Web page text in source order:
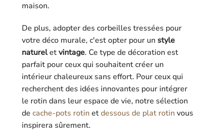
maison.
De plus, adopter des corbeilles tressées pour
votre déco murale, c'est opter pour un style
natureletvintage. Ce type de décoration est
parfait pour ceux qui souhaitent créer un
intérieur chaleureux sans effort. Pour ceux qui
recherchent des idées innovantes pour intégrer
le rotin dans leur espace de vie, notre sélection
de cache-pots rotin etdessous de plat rotin vous
inspirera sûrement.